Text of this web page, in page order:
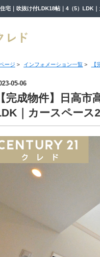
ージ > インフォメーション一覧 >
05-06
【完成物件】日高市
｜カースペース